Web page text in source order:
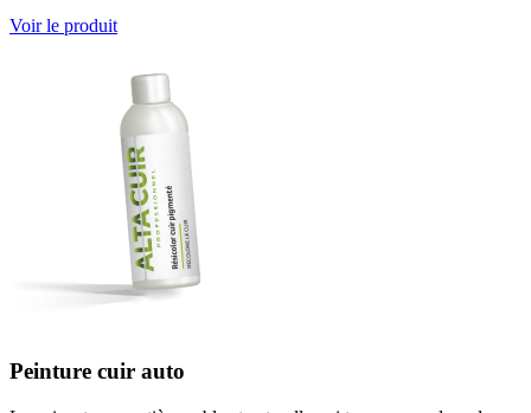
Voir le produit
Peinture cuir auto